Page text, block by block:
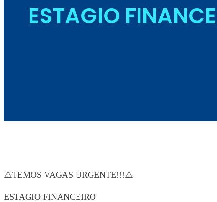
ESTAGIO
⚠️TEMOS VAGAS URGENTE!!!⚠️
ESTAGIO FINANCEIRO